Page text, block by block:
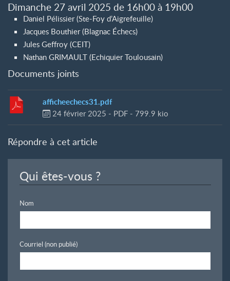
Dimanche 27 avril 2025 de 16h00 à 19h00
Daniel Pélissier (Ste-Foy d’Aigrefeuille)
Jacques Bouthier (Blagnac Échecs)
Jules Geffroy (CEIT)
Nathan GRIMAULT (Echiquier Toulousain)
Documents joints
afficheechecs31.pdf
24 février 2025 - PDF- 799.9 kio
Répondre à cet article
Qui êtes-vous ?
Nom
Courriel (non publié)